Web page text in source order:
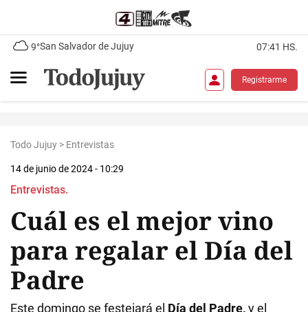
9°San Salvador de Jujuy 07:41 HS.
Registrarme
Todo Jujuy > Entrevistas
14 de junio de 2024 - 10:29
Entrevistas.
Cuál es el mejor vino
para regalar el Día del
Padre
Este domingo se festejará el Día del Padre,y el